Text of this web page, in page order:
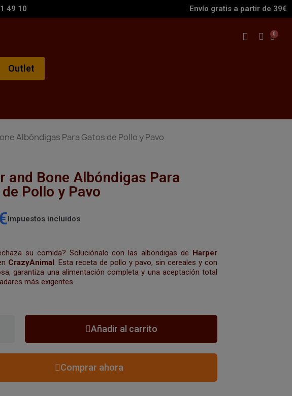
49 10 Envío gratis a partir de 39€
Outlet
Albóndigas Para Gatos de Pollo y Pavo
and Bone Albóndigas Para
Pollo y Pavo
Impuestos incluidos
su comida? Soluciónalo con las albóndigas de
Harper
CrazyAnimal . Esta receta de pollo y pavo, sin cereales y con
garantiza una alimentación completa y una aceptación total
más exigentes.
Añadir al carrito
Comprar ahora